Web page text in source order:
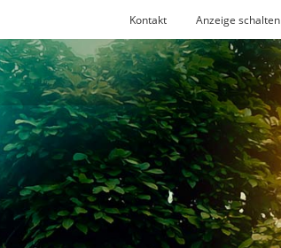
Kontakt Anzeige schalten